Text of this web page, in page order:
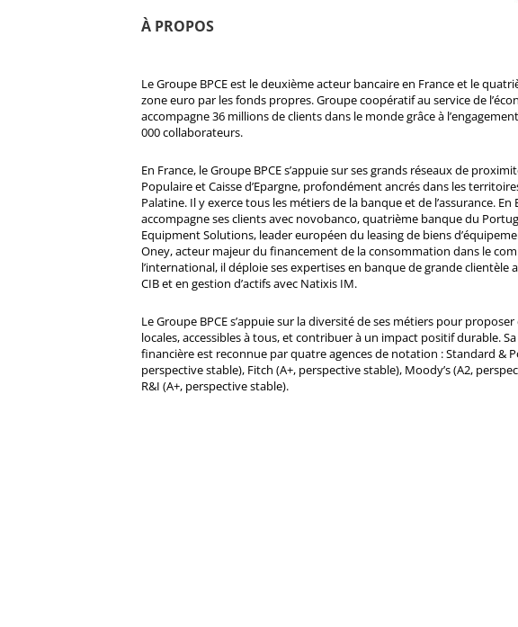
À PROPOS
Le Groupe BPCE est le deuxième acteur bancaire en France et le
zone euro par les fonds propres. Groupe coopératif au service de
accompagne 36 millions de clients dans le monde grâce à
000 collaborateurs.
En France, le Groupe BPCE s’appuie sur ses grands réseaux de
Populaire et Caisse d’Epargne, profondément ancrés dans les
Palatine. Il y exerce tous les métiers de la banque et de l’assurance. En
accompagne ses clients avec novobanco, quatrième banque du
Equipment Solutions, leader européen du leasing de biens
Oney, acteur majeur du financement de la consommation dans le
l’international, il déploie ses expertises en banque de grande clientèle
CIB et en gestion d’actifs avec Natixis IM.
Le Groupe BPCE s’appuie sur la diversité de ses métiers pour
locales, accessibles à tous, et contribuer à un impact positif durable.
financière est reconnue par quatre agences de notation : Standard &
perspective stable), Fitch (A+, perspective stable), Moody’s (A2,
R&I (A+, perspective stable).